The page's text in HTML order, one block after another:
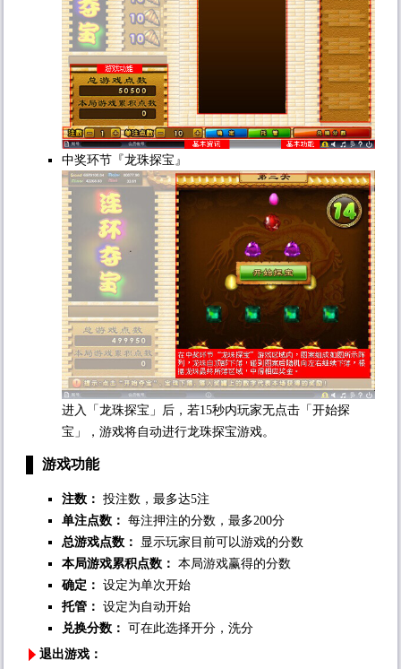
中奖环节『龙珠探宝』
进入「龙珠探宝」后，若15秒内玩家无点击「开始探
宝」，游戏将自动进行龙珠探宝游戏。
游戏功能
注数： 投注数，最多达5注
单注点数： 每注押注的分数，最多200分
总游戏点数：
显示玩家目前可以游戏的分数
本局游戏累积点数： 本局游戏赢得的分数
确定： 设定为单次开始
托管： 设定为自动开始
兑换分数： 可在此选择开分，洗分
退出游戏：